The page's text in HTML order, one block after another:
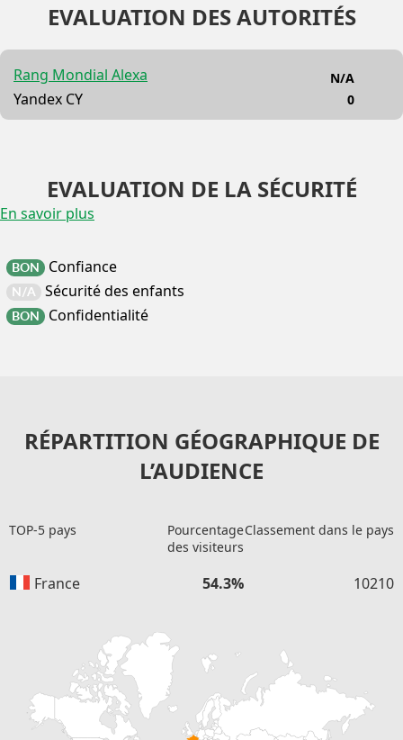
EVALUATION DES AUTORITÉS
Rang Mondial Alexa
Yandex CY
N/A
0
EVALUATION DE LA SÉCURITÉ
En savoir plus
BON Confiance
N/A Sécurité des enfants
BON Confidentialité
RÉPARTITION GÉOGRAPHIQUE DE
L’AUDIENCE
TOP-5 pays
Pourcentage
des visiteurs
Classement dans le pays
France 54.3% 10210